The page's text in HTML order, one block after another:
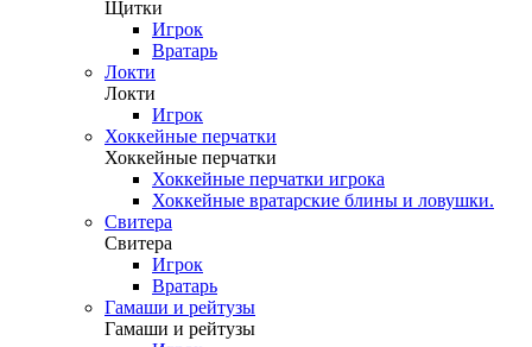
Щитки
Игрок
Вратарь
Локти
Локти
Игрок
Хоккейные перчатки
Хоккейные перчатки
Хоккейные перчатки игрока
Хоккейные вратарские блины и ловушки.
Свитера
Свитера
Игрок
Вратарь
Гамаши и рейтузы
Гамаши и рейтузы